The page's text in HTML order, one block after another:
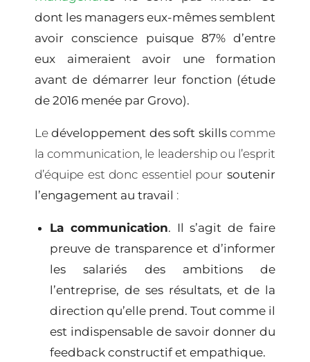
dont les managers eux-mêmes semblent
avoir conscience puisque 87% d’entre
eux aimeraient avoir une formation
avant de démarrer leur fonction (étude
de 2016 menée par Grovo).
Ledéveloppement des soft skillscomme
la communication, le leadership ou l’esprit
d’équipe est donc essentiel pour soutenir
l’engagement au travail :
La communication. Il s’agit de faire
preuve de transparence et d’informer
les salariés des ambitions de
l’entreprise, de ses résultats, et de la
direction qu’elle prend. Tout comme il
est indispensable de savoir donner du
feedback constructif et empathique.